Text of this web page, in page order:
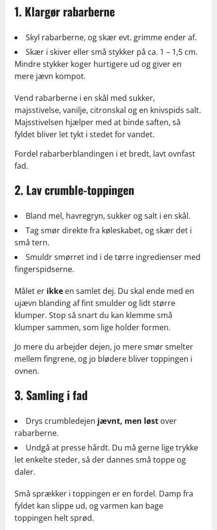
1. Klargør rabarberne
Skyl rabarberne, og skær evt. grimme ender af.
Skær i skiver eller små stykker på ca. 1 – 1,5 cm.
Mindre stykker koger hurtigere ud og giver en
mere jævn kompot.
Vend rabarberne i en skål med sukker,
majsstivelse, vanilje, citronskal og en knivspids salt.
Majsstivelsen hjælper med at binde saften, så
fyldet bliver let tykt i stedet for vandet.
Fordel rabarberblandingen i et bredt, lavt ovnfast
fad.
2. Lav crumble-toppingen
Bland mel, havregryn, sukker og salt i en skål.
Tag smør direkte fra køleskabet, og skær det i
små tern.
Smuldr smørret ind i de tørre ingredienser med
fingerspidserne.
Målet er ikke en samlet dej. Du skal ende med en
ujævn blanding af fint smulder og lidt større
klumper. Stop så snart du kan klemme små
klumper sammen, som lige holder formen.
Jo mere du arbejder dejen, jo mere smør smelter
mellem fingrene, og jo blødere bliver toppingen i
ovnen.
3. Samling i fad
Drys crumbledejen jævnt, men løst over
rabarberne.
Undgå at presse hårdt. Du må gerne lige trykke
let enkelte steder, så der dannes små toppe og
daler.
Små sprækker i toppingen er en fordel. Damp fra
fyldet kan slippe ud, og varmen kan bage
toppingen helt sprød.